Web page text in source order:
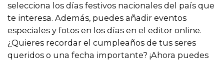
selecciona los días festivos nacionales del país que
te interesa. Además, puedes añadir eventos
especiales y fotos en los días en el editor online.
¿Quieres recordar el cumpleaños de tus seres
queridos o una fecha importante? ¡Ahora puedes